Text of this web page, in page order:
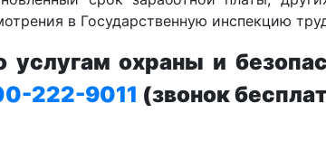
в Государственную инспекцию
охраны и
222-9011 (звонок